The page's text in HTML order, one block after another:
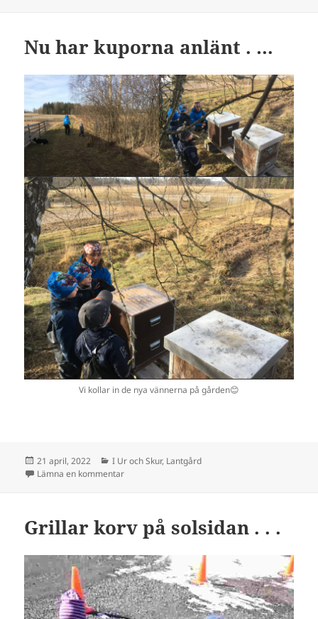
Nu har kuporna anlänt . …
Vi kollar in de nya vännerna på gården😊
Postat
21 april, 2022 Kategorier
I Ur och Skur, Lantgård
Lämna en kommentartill Nu har kuporna anlänt . …
Grillar korv på solsidan . . .